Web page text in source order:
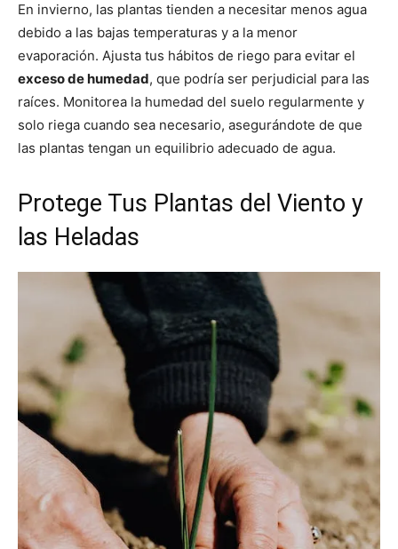
En invierno, las plantas tienden a necesitar menos agua
debido a las bajas temperaturas y a la menor
evaporación. Ajusta tus hábitos de riego para evitar el
exceso de humedad, que podría ser perjudicial para las
raíces. Monitorea la humedad del suelo regularmente y
solo riega cuando sea necesario, asegurándote de que
las plantas tengan un equilibrio adecuado de agua.
Protege Tus Plantas del Viento y
las Heladas